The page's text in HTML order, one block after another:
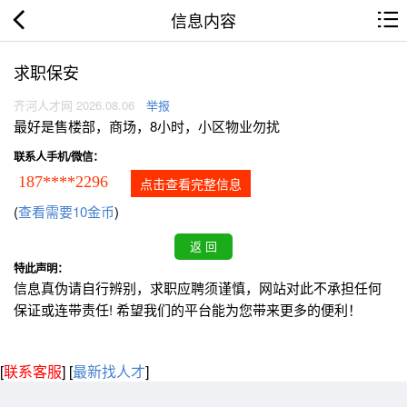
信息内容
求职保安
齐河人才网 2026.08.06 举报
最好是售楼部，商场，8小时，小区物业勿扰
联系人手机/微信：
187****2296 点击查看完整信息
(查看需要10金币)
特此声明：
信息真伪请自行辨别，求职应聘须谨慎，网站对此不承担任何
保证或连带责任! 希望我们的平台能为您带来更多的便利！
[联系客服] [最新找人才]